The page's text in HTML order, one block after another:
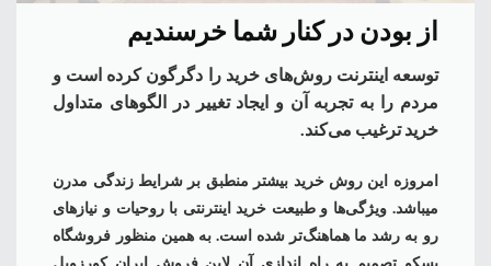
از بودن در کنار شما خرسندیم
توسعه اینترنت روش‌های خرید را دگرگون کرده است و
مردم را به تجربه آن و ایجاد تغییر در الگوهای متداول
خرید ترغیب می‏‌کند.
امروزه این روش خرید بیشتر منطبق بر شرایط زندگی مدرن
می‏‏‏باشد. ویژگی‏‏‏‌ها و طبیعت خرید اینترنتی با روحیات و نیازهای
رو به رشد ما هماهنگ‏‏‌تر شده است. به همین منظور فروشگاه
پسکو تصمیم به راه اندازی آن لاین فروش ایران کورزویل